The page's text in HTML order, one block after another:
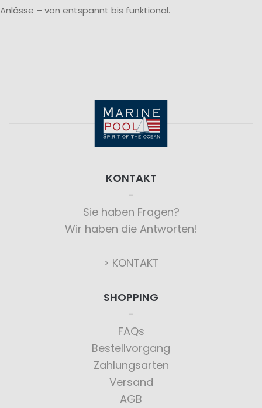
Anlässe – von entspannt bis funktional.
KONTAKT
Sie haben Fragen?
Wir haben die Antworten!
> KONTAKT
SHOPPING
FAQs
Bestellvorgang
Zahlungsarten
Versand
AGB